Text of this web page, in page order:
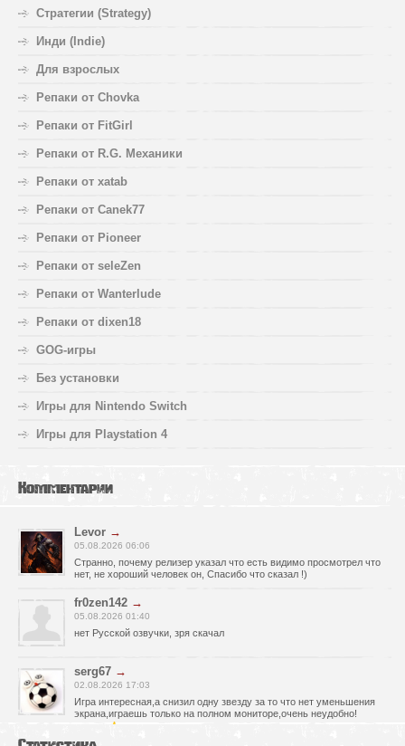
Стратегии (Strategy)
Инди (Indie)
Для взрослых
Репаки от Chovka
Репаки от FitGirl
Репаки от R.G. Механики
Репаки от xatab
Репаки от Canek77
Репаки от Pioneer
Репаки от seleZen
Репаки от Wanterlude
Репаки от dixen18
GOG-игры
Без установки
Игры для Nintendo Switch
Игры для Playstation 4
Комментарии
Levor →
05.08.2026 06:06
Странно, почему релизер указал что есть видимо просмотрел что
нет, не хороший человек он, Спасибо что сказал !)
fr0zen142 →
05.08.2026 01:40
нет Русской озвучки, зря скачал
serg67 →
02.08.2026 17:03
Игра интересная,а снизил одну звезду за то что нет уменьшения
экрана,играешь только на полном мониторе,очень неудобно!